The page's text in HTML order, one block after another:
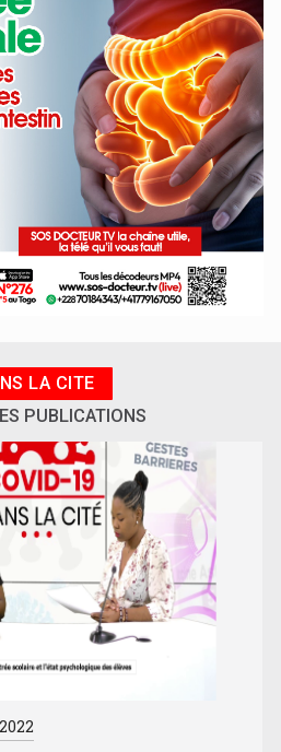
LA CITE
PUBLICATIONS